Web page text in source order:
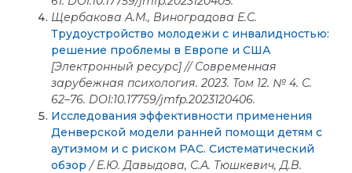
Щербакова А.М., Виноградова Е.С.
Трудоустройство молодежи с инвалидностью:
решение проблемы в Европе и США
[Электронный ресурс] // Современная
зарубежная психология. 2023. Том 12. № 4. С.
62–76. DOI:10.17759/jmfp.2023120406.
Исследования эффективности применения
Денверской модели ранней помощи детям с
аутизмом и с риском РАС. Систематический
обзор / Е.Ю. Давыдова, С.А. Тюшкевич, Д.В.